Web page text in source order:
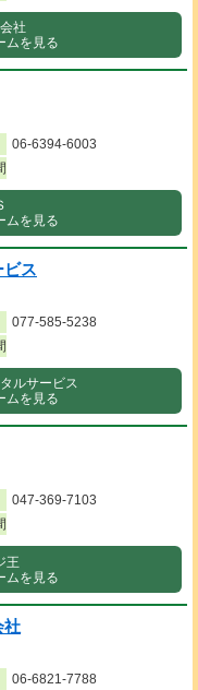
社
ムを見る
06-6394-6003
ムを見る
ビス
077-585-5238
ルサービス
ムを見る
047-369-7103
王
ムを見る
社
06-6821-7788